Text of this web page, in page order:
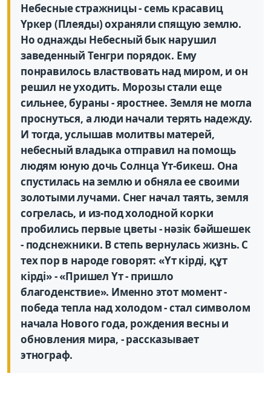
Небесные стражницы - семь красавиц
Үркер (Плеяды) охраняли спящую землю.
Но однажды Небесный бык нарушил
заведенный Тенгри порядок. Ему
понравилось властвовать над миром, и он
решил не уходить. Морозы стали еще
сильнее, бураны - яростнее. Земля не могла
проснуться, а люди начали терять надежду.
И тогда, услышав молитвы матерей,
небесный владыка отправил на помощь
людям юную дочь Солнца Үт-бикеш. Она
спустилась на землю и обняла ее своими
золотыми лучами. Снег начал таять, земля
согрелась, и из-под холодной корки
пробились первые цветы - нәзік бәйшешек
- подснежники. В степь вернулась жизнь. С
тех пор в народе говорят: «Үт кірді, құт
кірді» - «Пришел Үт - пришло
благоденствие». Именно этот момент -
победа тепла над холодом - стал символом
начала Нового года, рождения весны и
обновления мира, - рассказывает
этнограф.